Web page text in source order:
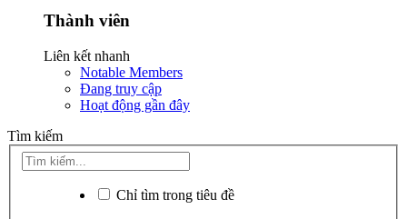
Thành viên
Liên kết nhanh
Notable Members
Đang truy cập
Hoạt động gần đây
Tìm kiếm
Chỉ tìm trong tiêu đề